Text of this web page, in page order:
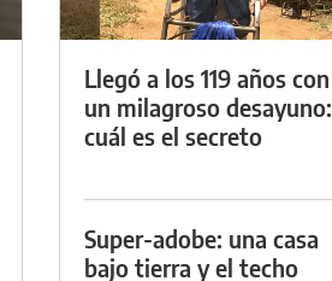
Llegó a los 119 años con
un milagroso desayuno:
cuál es el secreto
Super-adobe: una casa
bajo tierra y el techo